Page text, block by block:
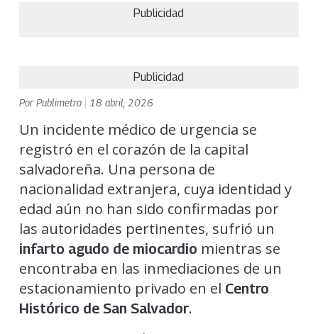
Publicidad
Publicidad
PorPublimetro 18 abril, 2026
Un incidente médico de urgencia se
registró en el corazón de la capital
salvadoreña. Una persona de
nacionalidad extranjera, cuya identidad y
edad aún no han sido confirmadas por
las autoridades pertinentes, sufrió un
infarto agudo de miocardio mientras se
encontraba en las inmediaciones de un
estacionamiento privado en el Centro
Histórico de San Salvador.